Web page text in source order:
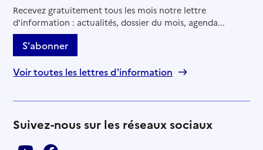
Recevez gratuitement tous les mois notre lettre
d'information : actualités, dossier du mois, agenda...
S'abonner
Voir toutes les lettres d'information
Suivez-nous sur les réseaux sociaux